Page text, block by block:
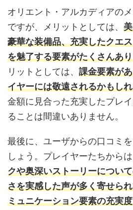
オリエント・アルカディアの
ですが、メリットとしては、
豪華な装備品、充実したクエ
を魅了する要素がたくさんあ
リットとしては、 課金要素が
イヤーには敬遠されるかもし
金額に見合った充実したプレ
ることは間違いありません。
最後に、ユーザからの口コミ
しょう。プレイヤーたちからは
クや奥深いストーリーについ
さを実感した声が多く寄せら
ミュニケーション要素の充実